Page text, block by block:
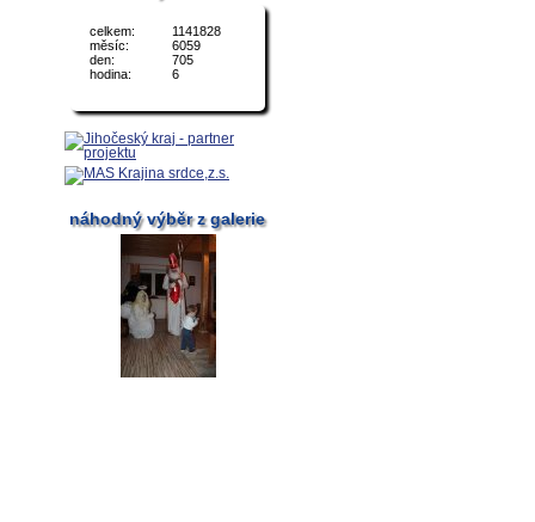
celkem:
1141828
měsíc:
6059
den:
705
hodina:
6
náhodný výběr z galerie